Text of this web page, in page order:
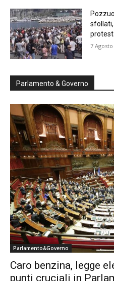
7 Agosto
Parlamento & Governo
Parlamento&Governo
Caro benzina, legge
punti cruciali in